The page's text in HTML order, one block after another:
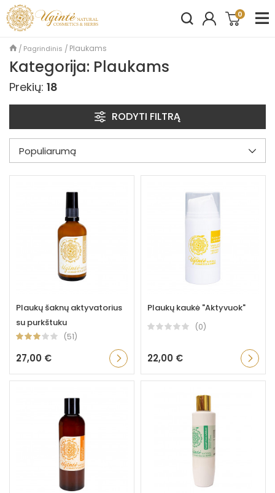
0
Pagrindinis Plaukams
Kategorija: Plaukams
Prekių: 18
RODYTI FILTRĄ
Populiarumą
Plaukų šaknų aktyvatorius
su purkštuku
(51)
27,00 €
Plaukų kaukė "Aktyvuok"
(0)
22,00 €